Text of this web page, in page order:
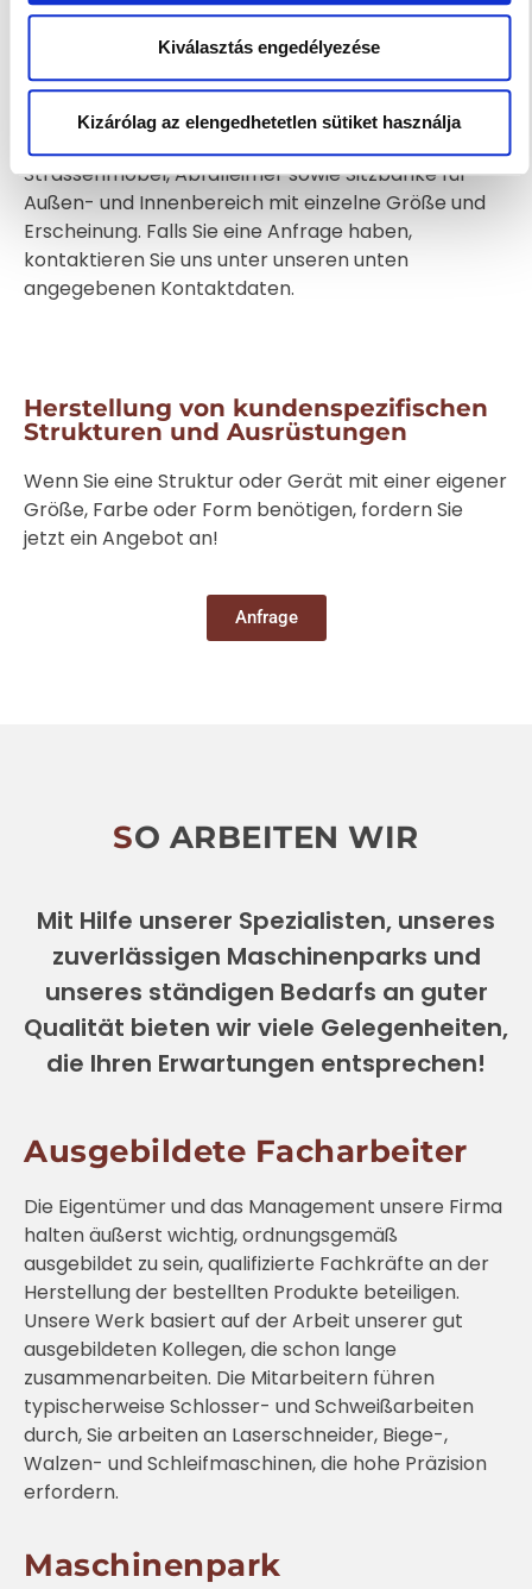
Kiválasztás engedélyezése
Kizárólag az elengedhetetlen sütiket használja
Herstellung von Strassenmöbeln
Wir produzieren auch öffentliche, austenitische
Strassenmöbel, Abfalleimer sowie Sitzbänke für
Außen- und Innenbereich mit einzelne Größe und
Erscheinung. Falls Sie eine Anfrage haben,
kontaktieren Sie uns unter unseren unten
angegebenen Kontaktdaten.
Herstellung von kundenspezifischen
Strukturen und Ausrüstungen
Wenn Sie eine Struktur oder Gerät mit einer eigener
Größe, Farbe oder Form benötigen, fordern Sie
jetzt ein Angebot an!
Anfrage
SO ARBEITEN WIR
Mit Hilfe unserer Spezialisten, unseres
zuverlässigen Maschinenparks und
unseres ständigen Bedarfs an guter
Qualität bieten wir viele Gelegenheiten,
die Ihren Erwartungen entsprechen!
Ausgebildete Facharbeiter
Die Eigentümer und das Management unsere Firma
halten äußerst wichtig, ordnungsgemäß
ausgebildet zu sein, qualifizierte Fachkräfte an der
Herstellung der bestellten Produkte beteiligen.
Unsere Werk basiert auf der Arbeit unserer gut
ausgebildeten Kollegen, die schon lange
zusammenarbeiten. Die Mitarbeitern führen
typischerweise Schlosser- und Schweißarbeiten
durch, Sie arbeiten an Laserschneider, Biege-,
Walzen- und Schleifmaschinen, die hohe Präzision
erfordern.
Maschinenpark